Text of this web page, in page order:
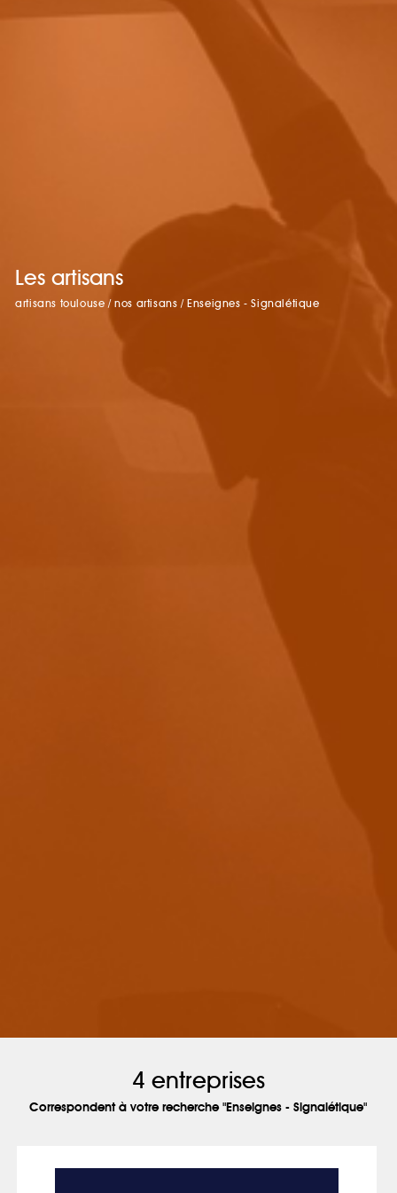
Les artisans
artisans toulouse /nos artisans / Enseignes - Signalétique
4 entreprises
Correspondent à votre recherche "Enseignes - Signalétique"